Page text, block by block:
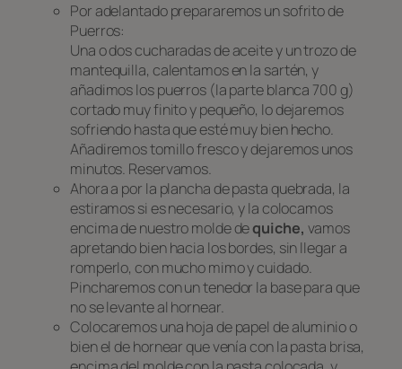
Por adelantado prepararemos un sofrito de
Puerros:
Una o dos cucharadas de aceite y un trozo de
mantequilla, calentamos en la sartén, y
añadimos los puerros (la parte blanca 700 g)
cortado muy finito y pequeño, lo dejaremos
sofriendo hasta que esté muy bien hecho.
Añadiremos tomillo fresco y dejaremos unos
minutos. Reservamos.
Ahora a por la plancha depasta quebrada, la
estiramos si es necesario, y la colocamos
encima de nuestro molde dequiche, vamos
apretando bien hacia los bordes, sin llegar a
romperlo, con mucho mimo y cuidado.
Pincharemos con un tenedor la base para que
no se levante al hornear.
Colocaremos una hoja de papel de aluminio o
bien el de hornear que venía con lapasta brisa,